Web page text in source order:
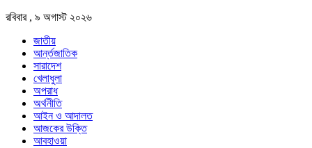
রবিবার , ৯ অগাস্ট ২০২৬
জাতীয়
আর্ন্তজাতিক
সারাদেশ
খেলাধুলা
অপরাধ
অর্থনীতি
আইন ও আদালত
আজকের উক্তি
আবহাওয়া